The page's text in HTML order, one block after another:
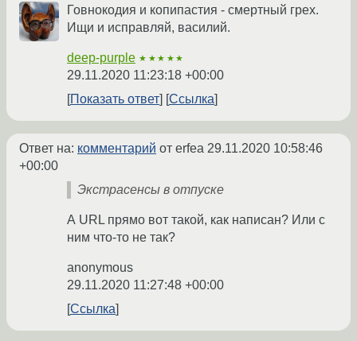
Говнокодия и копипастия - смертный грех.
Ищи и исправляй, василий.
deep-purple ★★★★★
29.11.2020 11:23:18 +00:00
Показать ответ
Ссылка
Ответ на: комментарий от erfea 29.11.2020 10:58:46
+00:00
Экстрасенсы в отпуске
А URL прямо вот такой, как написан? Или с
ним что-то не так?
anonymous
29.11.2020 11:27:48 +00:00
Ссылка